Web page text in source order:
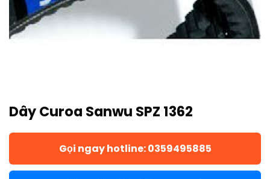
Dây Curoa Sanwu SPZ 1362
Gọi ngay hotline: 0359495885